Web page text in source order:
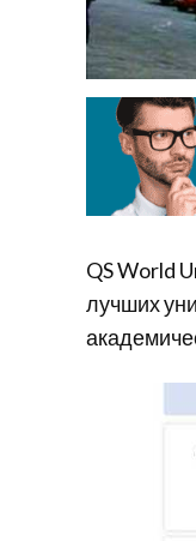
QS World
лучших